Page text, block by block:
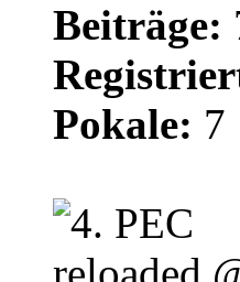
Beiträge:
Pokale: 7